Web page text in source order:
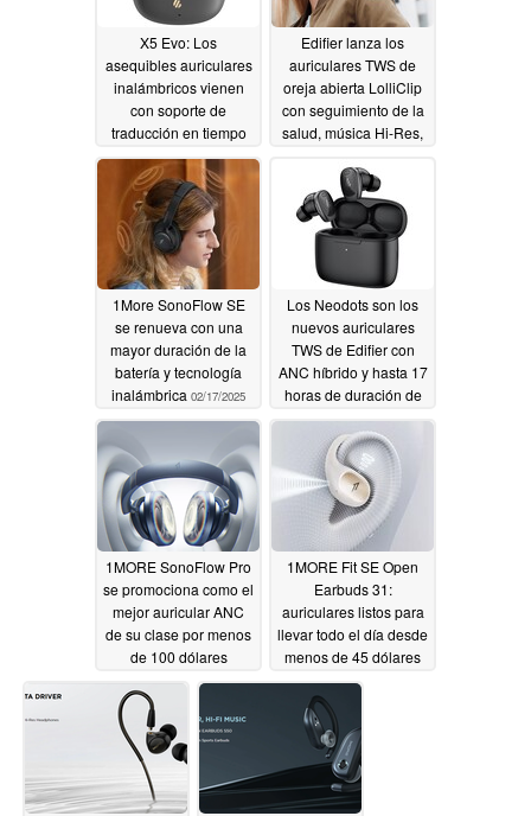
X5 Evo: Los
asequibles auriculares
inalámbricos vienen
con soporte de
traducción en tiempo
real basado en IA para
21 idiomas07/19/2025
Edifier lanza los
auriculares TWS de
oreja abierta LolliClip
con seguimiento de la
salud, música Hi-Res,
cancelación de ruido
AI02/19/2025
1More SonoFlow SE
se renueva con una
mayor duración de la
batería y tecnología
inalámbrica 02/17/2025
Los Neodots son los
nuevos auriculares
TWS de Edifier con
ANC híbrido y hasta 17
horas de duración de
la batería10/11/2024
1MORE SonoFlow Pro
se promociona como el
mejor auricular ANC
de su clase por menos
de 100 dólares
09/04/2024
1MORE Fit SE Open
Earbuds 31:
auriculares listos para
llevar todo el día desde
menos de 45 dólares
05/26/2024